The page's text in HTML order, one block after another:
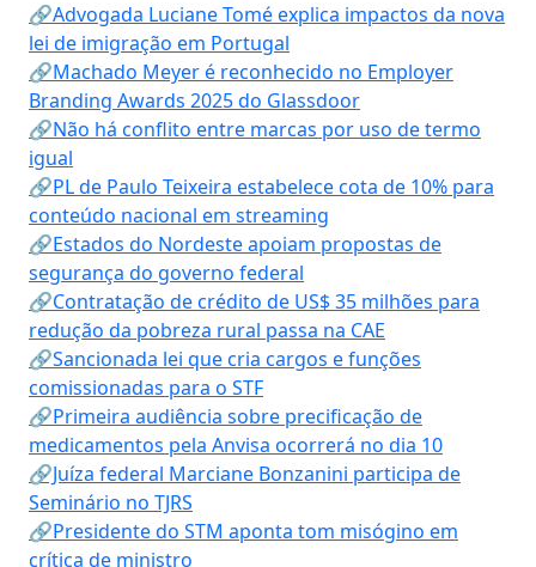
🔗Advogada Luciane Tomé explica impactos da nova
lei de imigração em Portugal
🔗Machado Meyer é reconhecido no Employer
Branding Awards 2025 do Glassdoor
🔗Não há conflito entre marcas por uso de termo
igual
🔗PL de Paulo Teixeira estabelece cota de 10% para
conteúdo nacional em streaming
🔗Estados do Nordeste apoiam propostas de
segurança do governo federal
🔗Contratação de crédito de US$ 35 milhões para
redução da pobreza rural passa na CAE
🔗Sancionada lei que cria cargos e funções
comissionadas para o STF
🔗Primeira audiência sobre precificação de
medicamentos pela Anvisa ocorrerá no dia 10
🔗Juíza federal Marciane Bonzanini participa de
Seminário no TJRS
🔗Presidente do STM aponta tom misógino em
crítica de ministro